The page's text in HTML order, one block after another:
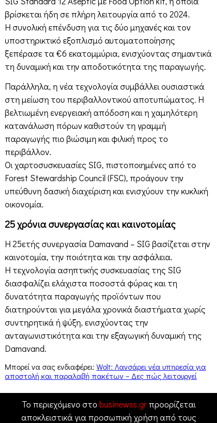
βρίσκεται ήδη σε πλήρη λειτουργία από το 2024.
Η συνολική επένδυση για τις δύο μηχανές και τον
υποστηρικτικό εξοπλισμό αυτοματοποίησης
ξεπέρασε τα €6 εκατομμύρια, ενισχύοντας σημαντικά
τη δυναμική και την αποδοτικότητα της παραγωγής.
Παράλληλα, η νέα τεχνολογία συμβάλλει ουσιαστικά
στη μείωση του περιβαλλοντικού αποτυπώματος. Η
βελτιωμένη ενεργειακή απόδοση και η χαμηλότερη
κατανάλωση πόρων καθιστούν τη γραμμή
παραγωγής πιο βιώσιμη και φιλική προς το
περιβάλλον.
Οι χαρτοσυσκευασίες SIG, πιστοποιημένες από το
Forest Stewardship Council (FSC), προάγουν την
υπεύθυνη δασική διαχείριση και ενισχύουν την κυκλική
οικονομία.
25 χρόνια συνεργασίας και καινοτομίας
Η 25ετής συνεργασία Damavand – SIG βασίζεται στην
καινοτομία, την ποιότητα και την ασφάλεια.
Η τεχνολογία ασηπτικής συσκευασίας της SIG
διασφαλίζει ελάχιστα ποσοστά φύρας και τη
δυνατότητα παραγωγής προϊόντων που
διατηρούνται για μεγάλα χρονικά διαστήματα χωρίς
συντηρητικά ή ψύξη, ενισχύοντας την
ανταγωνιστικότητα και την εξαγωγική δυναμική της
Damavand.
Μπορεί να σας ενδιαφέρει: Wolt: Λανσάρει νέα υπηρεσία για
αποστολή και παραλαβή πακέτων – Δες πώς λειτουργεί
Το περιεχόμενο στο businewss.grπροορίζεται
αποκλειστικά για προσωπική χρήση από τους